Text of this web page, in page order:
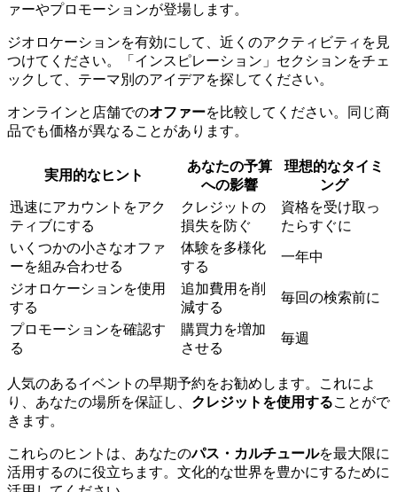
ァーやプロモーションが登場します。
ジオロケーションを有効にして、近くのアクティビティを見
つけてください。「インスピレーション」セクションをチェ
ックして、テーマ別のアイデアを探してください。
オンラインと店舗でのオファーを比較してください。同じ商
品でも価格が異なることがあります。
実用的なヒント
あなたの予算
への影響
理想的なタイミ
ング
迅速にアカウントをアク
ティブにする
クレジットの
損失を防ぐ
資格を受け取っ
たらすぐに
いくつかの小さなオファ
ーを組み合わせる
体験を多様化
する
一年中
ジオロケーションを使用
する
追加費用を削
減する
毎回の検索前に
プロモーションを確認す
る
購買力を増加
させる
毎週
人気のあるイベントの早期予約をお勧めします。これによ
り、あなたの場所を保証し、 クレジットを使用することがで
きます。
これらのヒントは、あなたのパス・カルチュールを最大限に
活用するのに役立ちます。文化的な世界を豊かにするために